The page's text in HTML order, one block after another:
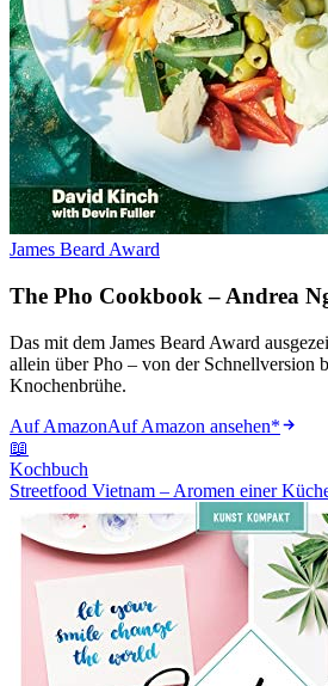
James Beard Award
The Pho Cookbook – Andrea
Das mit dem James Beard Award
allein über Pho – von der Schnellversion
Knochenbrühe.
Auf AmazonAuf Amazon ansehen*
📖
Kochbuch
Streetfood Vietnam – Aromen einer